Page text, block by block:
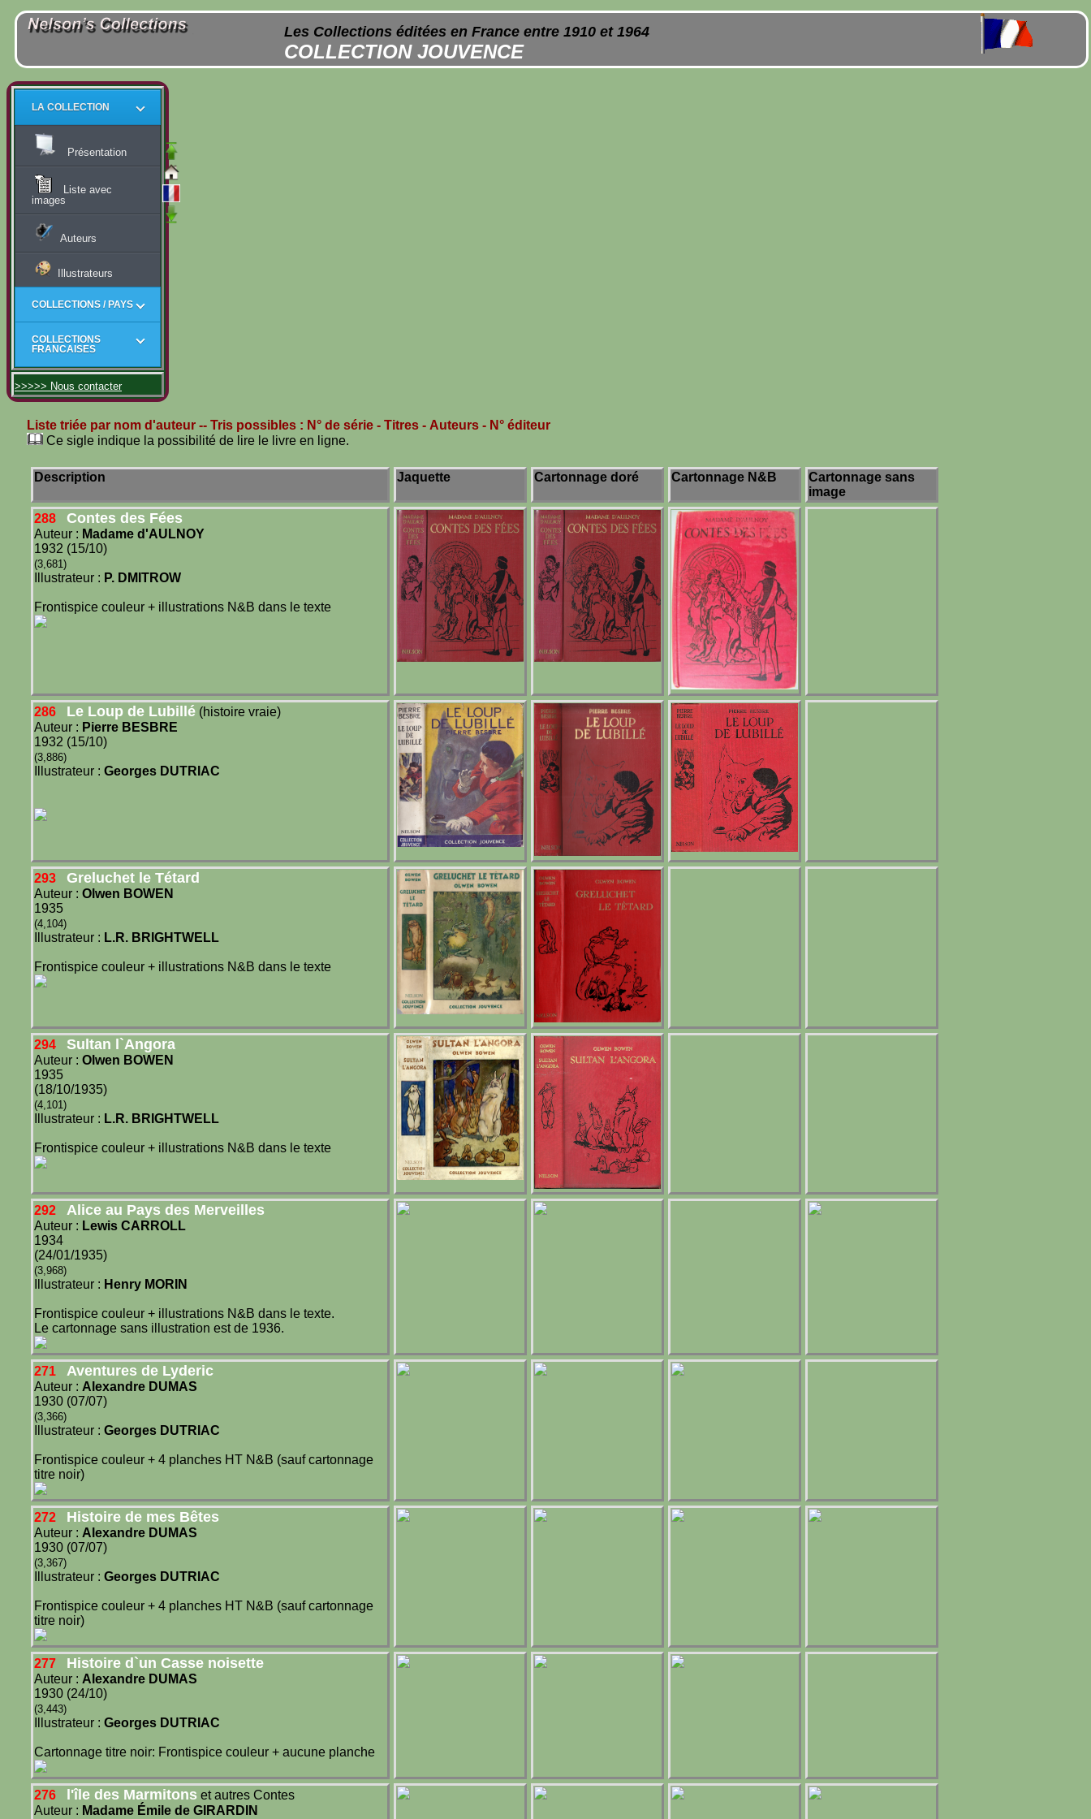
Les Collections éditées en France entre 1910 et 1964
COLLECTION JOUVENCE
LA COLLECTION
Présentation
Liste avec
images
Auteurs
Illustrateurs
COLLECTIONS / PAYS
COLLECTIONS
FRANCAISES
>>>>> Nous contacter
Liste triée par nom d'auteur -- Tris possibles : N° de série - Titres - Auteurs - N° éditeur
Ce sigle indique la possibilité de lire le livre en ligne.
Description Jaquette Cartonnage doré Cartonnage N&B
Cartonnage sans
image
288
Contes des Fées
Auteur : Madame d'AULNOY
1932 (15/10)
(3,681)
Illustrateur : P. DMITROW
Frontispice couleur + illustrations N&B dans le texte
286 Le Loup de Lubillé (histoire vraie)
Auteur : Pierre BESBRE
1932 (15/10)
(3,886)
Illustrateur : Georges DUTRIAC
293 Greluchet le Tétard
Auteur : Olwen BOWEN
1935
(4,104)
Illustrateur : L.R. BRIGHTWELL
Frontispice couleur + illustrations N&B dans le texte
294 Sultan l`Angora
Auteur : Olwen BOWEN
1935
(18/10/1935)
(4,101)
Illustrateur : L.R. BRIGHTWELL
Frontispice couleur + illustrations N&B dans le texte
292 Alice au Pays des Merveilles
Auteur : Lewis CARROLL
1934
(24/01/1935)
(3,968)
Illustrateur : Henry MORIN
Frontispice couleur + illustrations N&B dans le texte.
Le cartonnage sans illustration est de 1936.
271 Aventures de Lyderic
Auteur : Alexandre DUMAS
1930 (07/07)
(3,366)
Illustrateur : Georges DUTRIAC
Frontispice couleur + 4 planches HT N&B (sauf cartonnage
titre noir)
272 Histoire de mes Bêtes
Auteur : Alexandre DUMAS
1930 (07/07)
(3,367)
Illustrateur : Georges DUTRIAC
Frontispice couleur + 4 planches HT N&B (sauf cartonnage
titre noir)
277 Histoire d`un Casse noisette
Auteur : Alexandre DUMAS
1930 (24/10)
(3,443)
Illustrateur : Georges DUTRIAC
Cartonnage titre noir: Frontispice couleur + aucune planche
276 l'île des Marmitons et autres Contes
Auteur : Madame Émile de GIRARDIN